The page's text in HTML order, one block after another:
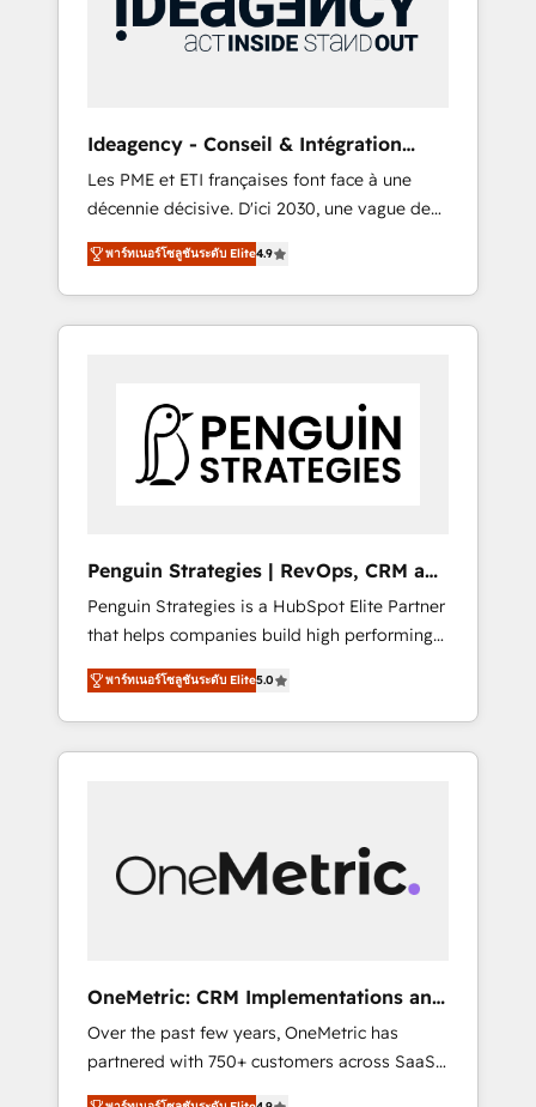
HubSpot itself. We have the largest technical
consulting team of any HubSpot partner and
extensibility. When you work with Aptitude 8,
you get a team – not an individual – with
embedded consulting, strategy,
development, and project management. We
have 100% US-based, FTE team members.
We offer project-based and managed
services engagements that include new
extensibility, custom development, and
ongoing RevOps support.
Ideagency - Conseil & Intégration
HubSpot
Les PME et ETI françaises font face à une
décennie décisive. D'ici 2030, une vague de
consolidation va recomposer le marché.
Seules survivront les entreprises qui auront
réussi leur transformation. Le problème ?
58% des dirigeants savent que l'IA est vitale
leurs données. C'est le paradoxe français :
conscience totale, action nulle. La solution
s'appelle l'Entreprise Augmentée. Ce n'est pas
Pas pour remplacer l'humain, mais pour
l'augmenter. Chez Ideagency, nous
accompagnons cette transformation. D'abord
les fondations : des données unifiées, des
processus alignés. Ensuite l'augmentation :
l'IA là où elle crée de la valeur. Et surtout :
l'humain qui reste au centre. Parce que la
พาร์ทเนอร์โซลูชันระดับ Elite4.9
Penguin Strategies | RevOps, CRM and
AI
Penguin Strategies is a HubSpot Elite Partner
that helps companies build high performing
revenue operations across complex sales
cycles, multi system environments and global
SaaS or manufacturing teams. Trusted by
leading enterprises and fast growing scale
architecture 🔗 CRM migrations & End to end
integrations 🤖 AI workflows & enrichment 📘
rely on for scalable revenue insights.
พาร์ทเนอร์โซลูชันระดับ Elite5.0
OneMetric: CRM Implementations and
GTM engineering
Over the past few years, OneMetric has
partnered with 750+ customers across SaaS,
fintech, healthcare, real estate, and other